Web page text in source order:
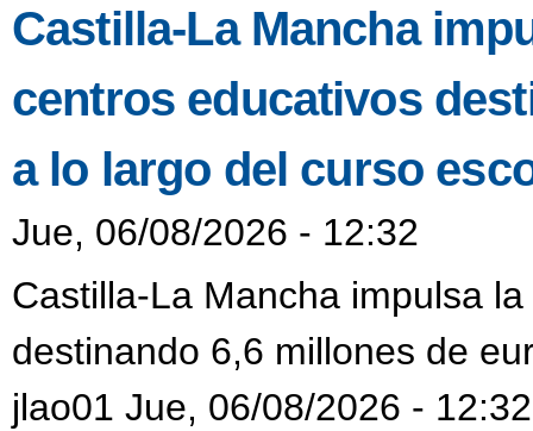
Castilla-La Mancha
centros educativos
a lo largo del curso
Jue, 06/08/2026 - 12:32
Castilla-La Mancha impulsa
destinando 6,6 millones de
jlao01 Jue, 06/08/2026 - 12:32